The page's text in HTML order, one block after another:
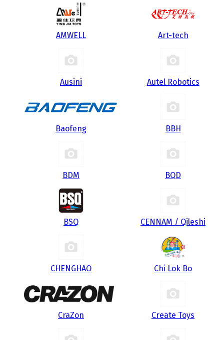
AMWELL Art-tech
Ausini Autel Robotics
Baofeng BBH
BDM BQD
BSQ CENNAM / Qileshi
CHENGHAO Chi Lok Bo
CraZon Create Toys